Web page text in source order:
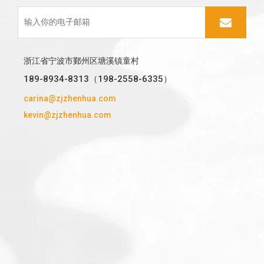
浙江省宁波市鄞州区塘溪镇童村
189-8934-8313（198-2558-6335）
carina@zjzhenhua.com
kevin@zjzhenhua.com